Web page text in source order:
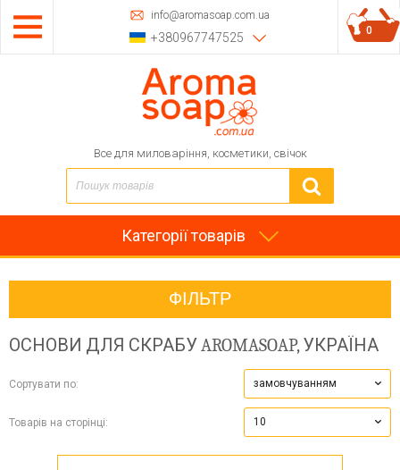
info@aromasoap.com.ua
+380967747525
Все для миловаріння, косметики, свічок
0
Категорії товарів
ФІЛЬТР
ОСНОВИ ДЛЯ СКРАБУAROMASOAP, УКРАЇНА
Сортувати по: замовчуванням
Товарів на сторінці: 10